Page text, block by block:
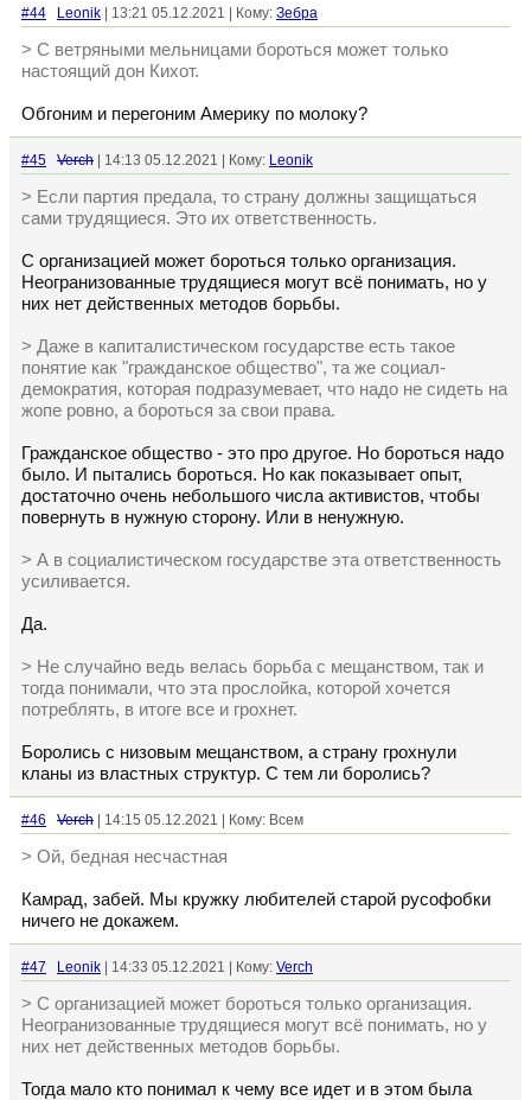
#44 Leonik | 13:21 05.12.2021 | Кому: Зебра
> С ветряными мельницами бороться может только
настоящий дон Кихот.
Обгоним и перегоним Америку по молоку?
#45 Verch | 14:13 05.12.2021 | Кому: Leonik
> Если партия предала, то страну должны защищаться
сами трудящиеся. Это их ответственность.
С организацией может бороться только организация.
Неогранизованные трудящиеся могут всё понимать, но у
них нет действенных методов борьбы.
> Даже в капиталистическом государстве есть такое
понятие как "гражданское общество", та же социал-
демократия, которая подразумевает, что надо не сидеть на
жопе ровно, а бороться за свои права.
Гражданское общество - это про другое. Но бороться надо
было. И пытались бороться. Но как показывает опыт,
достаточно очень небольшого числа активистов, чтобы
повернуть в нужную сторону. Или в ненужную.
> А в социалистическом государстве эта ответственность
усиливается.
Да.
> Не случайно ведь велась борьба с мещанством, так и
тогда понимали, что эта прослойка, которой хочется
потреблять, в итоге все и грохнет.
Боролись с низовым мещанством, а страну грохнули
кланы из властных структур. С тем ли боролись?
#46 Verch | 14:15 05.12.2021 | Кому: Всем
> Ой, бедная несчастная
Камрад, забей. Мы кружку любителей старой русофобки
ничего не докажем.
#47 Leonik | 14:33 05.12.2021 | Кому: Verch
> С организацией может бороться только организация.
Неогранизованные трудящиеся могут всё понимать, но у
них нет действенных методов борьбы.
Тогда мало кто понимал к чему все идет и в этом была